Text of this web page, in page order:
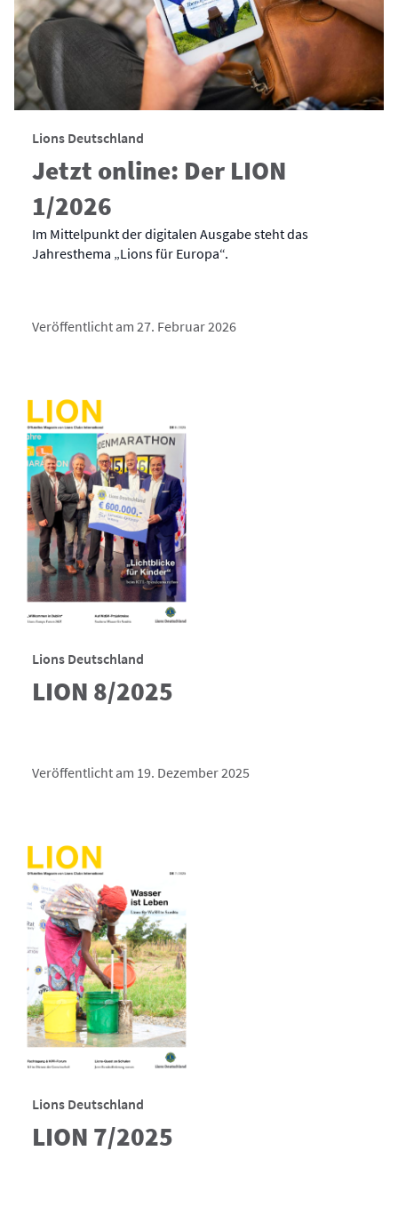
Lions Deutschland
Jetzt online: Der LION
1/2026
Im Mittelpunkt der digitalen Ausgabe steht das
Jahresthema „Lions für Europa“.
Veröffentlicht am 27. Februar 2026
Lions Deutschland
LION 8/2025
Veröffentlicht am 19. Dezember 2025
Lions Deutschland
LION 7/2025